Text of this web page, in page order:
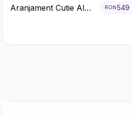
Aranjament Cutie Albă
RON 549